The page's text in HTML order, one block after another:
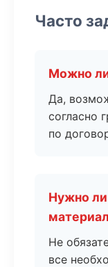
Часто
Можно
Да,
согласно
по
Нужно
Не
все